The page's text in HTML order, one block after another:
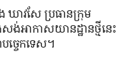
ឃាវសែ ប្រធានក្រុម
អាកាសយានដ្ឋានថ្មីនេះ
ច្ចេកទេស។